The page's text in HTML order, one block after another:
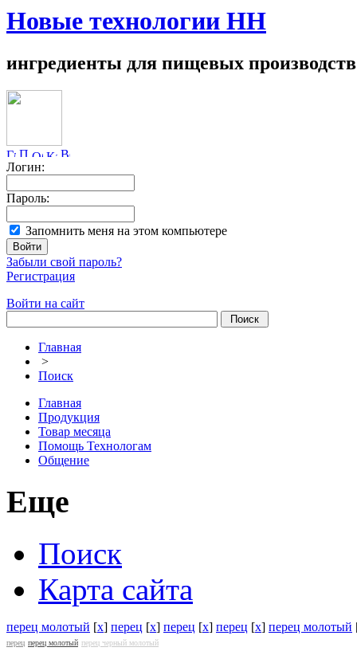
Новые технологии НН
ингредиенты для пищевых производств
Логин:
Пароль:
Запомнить меня на этом компьютере
Забыли свой пароль?
Регистрация
Войти на сайт
Главная
>
Поиск
Главная
Продукция
Товар месяца
Помощь Технологам
Общение
Еще
Поиск
Карта сайта
перец молотый [x] перец [x] перец [x] перец [x] перец молотый
перец перец молотый перец черный молотый